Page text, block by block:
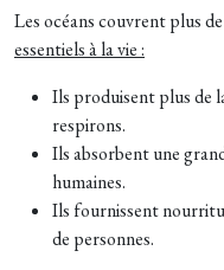
Les océans couvrent plus
essentiels à la vie :
Ils produisent plus de
respirons.
Ils absorbent une
humaines.
Ils fournissent
de personnes.